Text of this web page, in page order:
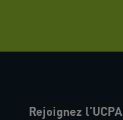
Rejoignez l'UCPA